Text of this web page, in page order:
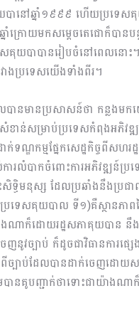
នៅឆ្នាំ១៩៩៩ ហើយប្រទេស
នាំក្រោយមកសម្ដេចតេជោក៏បា
សគុយបាបានរៀបចំនៅពេលន
ាងប្រទេសយើងទាំងពីរ។
បានមានប្រសាសន៍ថា កន្លង
សំខាន់សម្រាប់ប្រទេសកំពុងអភិ
ទណ្ឌកម្មផ្នែកសេដ្ឋកិច្ចពីសហរ
ល់ការលំបាកចំពោះការអភិវឌ្ឍ
ះសិទ្ធិមនុស្ស ដែលប្រឆាំងនឹងប្
ប្រទេសគុយបាល ទី១)គឺស្ថានភ
ណាក៏ដោយរដ្ឋសភាគុយបាន នឹងប
វច្បាប់ ក៏ដូចជាវិធានការផ្ស
ច្បាប់ដែលបានដាក់ចេញដោយ
នគូបញ្ជាក់ថាទោះជាយ៉ាងណា